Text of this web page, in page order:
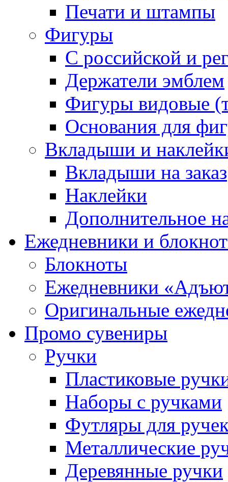
Печати и штампы
Фигуры
С российской и
Держатели эмблем
Фигуры видовые
Основания для
Вкладыши и
Вкладыши на заказ
Наклейки
Дополнительное
Ежедневники и
Блокноты
Ежедневники
Оригинальные
Промо сувениры
Ручки
Пластиковые
Наборы с ручками
Футляры для
Металлические
Деревянные ручки